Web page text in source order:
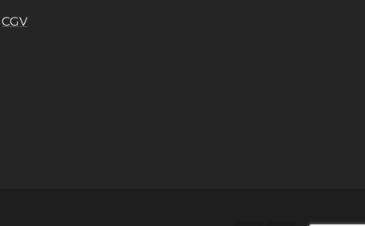
CGV